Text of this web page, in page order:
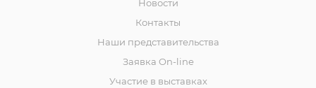
Новости
Контакты
Наши представительства
Заявка On-line
Участие в выставках